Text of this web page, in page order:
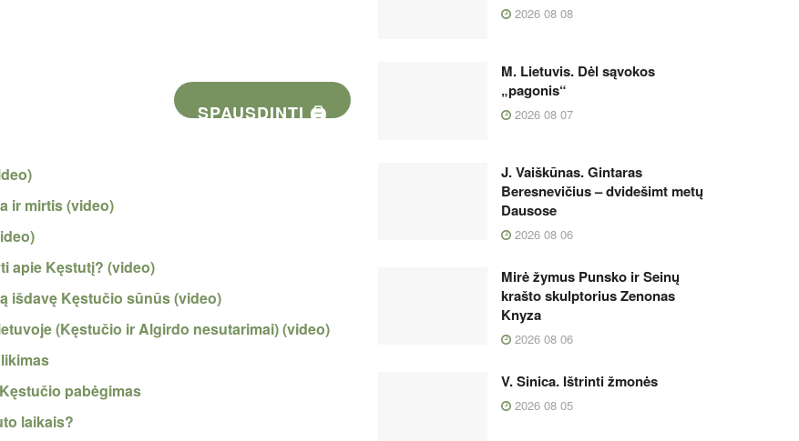
SPAUSDINTI 🖨
ir mirtis (video)
apie Kęstutį? (video)
išdavę Kęstučio sūnūs (video)
(Kęstučio ir Algirdo nesutarimai) (video)
pabėgimas
laikais?
2026 08 08
M. Lietuvis. Dėl sąvokos
„pagonis“
2026 08 07
J. Vaiškūnas. Gintaras
Beresnevičius – dvidešimt metų
Dausose
2026 08 06
Mirė žymus Punsko ir Seinų
krašto skulptorius Zenonas
Knyza
2026 08 06
V. Sinica. Ištrinti žmonės
2026 08 05